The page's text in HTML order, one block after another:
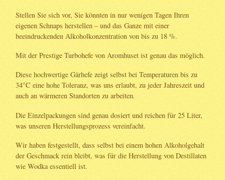
Stellen Sie sich vor, Sie könnten in nur wenigen Tagen Ihren
eigenen Schnaps herstellen – und das Ganze mit einer
beeindruckenden Alkoholkonzentration von bis zu 18 %.
Mit der Prestige Turbohefe von Aromhuset ist genau das möglich.
Diese hochwertige Gärhefe zeigt selbst bei Temperaturen bis zu
34°C eine hohe Toleranz, was uns erlaubt, zu jeder Jahreszeit und
auch an wärmeren Standorten zu arbeiten.
Die Einzelpackungen sind genau dosiert und reichen für 25 Liter,
was unseren Herstellungsprozess vereinfacht.
Wir haben festgestellt, dass selbst bei einem hohen Alkoholgehalt
der Geschmack rein bleibt, was für die Herstellung von Destillaten
wie Wodka essentiell ist.